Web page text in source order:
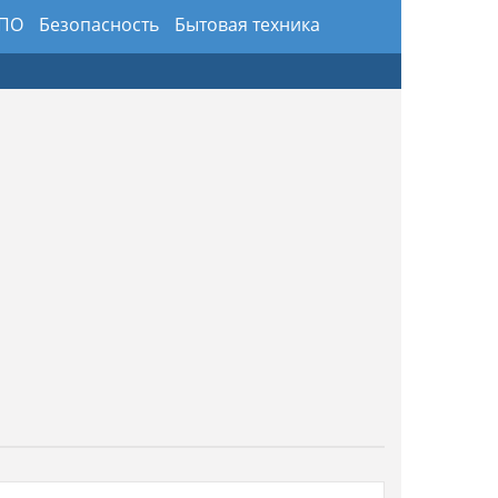
Безопасность
Бытовая техника
Предметы интерьера и обихода